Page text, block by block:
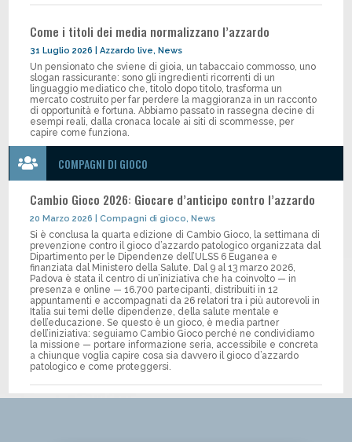
Come i titoli dei media normalizzano l’azzardo
31 Luglio 2026 |Azzardo live,News
Un pensionato che sviene di gioia, un tabaccaio commosso, uno
slogan rassicurante: sono gli ingredienti ricorrenti di un
linguaggio mediatico che, titolo dopo titolo, trasforma un
mercato costruito per far perdere la maggioranza in un racconto
di opportunità e fortuna. Abbiamo passato in rassegna decine di
esempi reali, dalla cronaca locale ai siti di scommesse, per
capire come funziona.
 COMPAGNI DI GIOCO
Cambio Gioco 2026: Giocare d’anticipo contro l’azzardo
20 Marzo 2026 |Compagni di gioco,News
Si è conclusa la quarta edizione di Cambio Gioco, la settimana di
prevenzione contro il gioco d’azzardo patologico organizzata dal
Dipartimento per le Dipendenze dell’ULSS 6 Euganea e
finanziata dal Ministero della Salute. Dal 9 al 13 marzo 2026,
Padova è stata il centro di un’iniziativa che ha coinvolto — in
presenza e online — 16.700 partecipanti, distribuiti in 12
appuntamenti e accompagnati da 26 relatori tra i più autorevoli in
Italia sui temi delle dipendenze, della salute mentale e
dell’educazione. Se questo è un gioco, è media partner
dell’iniziativa: seguiamo Cambio Gioco perché ne condividiamo
la missione — portare informazione seria, accessibile e concreta
a chiunque voglia capire cosa sia davvero il gioco d’azzardo
patologico e come proteggersi.